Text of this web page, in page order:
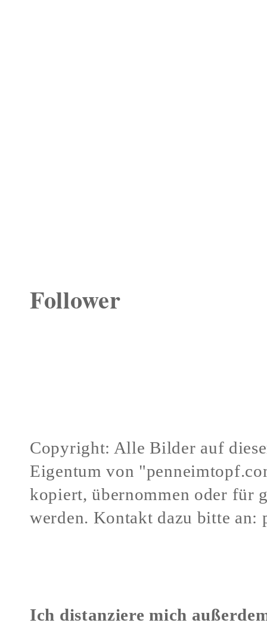
Follower
Copyright: Alle Bilder auf
Eigentum von
kopiert, übernommen oder für
werden. Kontakt dazu bitte an:
Ich distanziere mich